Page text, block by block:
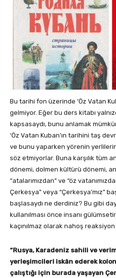
Bu tarihi fon üzerinde ‘Öz Vatan
gelmiyor. Eğer bu ders kitabı
kapsasaydı, bunu anlamak
‘Öz Vatan Kuban’ın tarihini taş
ve bunu yaparken yörenin
söz etmiyorlar. Buna karşılık tüm
dönemi, dolmen kültürü dönemi,
“atalarımızdan” ve “öz
Çerkesya” veya “Çerkesya’mız”
başlasaydı ne derdiniz? Bu gibi
kullanılması önce insanı
kaçınılmaz olarak nahoş
“Rusya, Karadeniz sahili ve
yerleşimcileri iskân ederek
çalıştığı için burada yaşayan